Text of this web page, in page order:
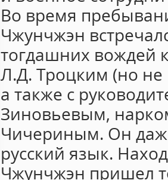
Во время
Чжунчжэн
тогдашних вождей
Л.Д. Троцким (но не
а также с
Зиновьевым,
Чичериным. Он
русский язык.
Чжунчжэн пришел